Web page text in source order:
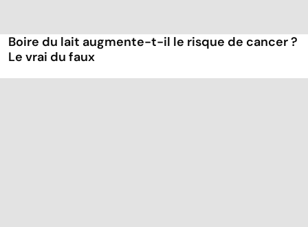
Boire du lait augmente-t-il le risque de cancer ?
Le vrai du faux